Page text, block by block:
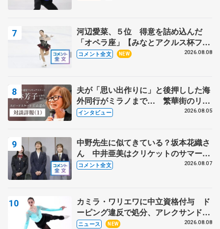
河辺愛菜、５位 得意を詰め込んだ
「オペラ座」【みなとアクルス杯フリ
ー】
コメント全文 NEW 2026.08.08
夫が「思い出作りに」と後押しした海
外同行がミラノまで… 繁華街のリン
クでは不良のお兄さんも味方に 小林
インタビュー 2026.08.05
中野先生に似てきている？坂本花織さ
ん 中井亜美はクリケットのサマーキ
ャンプに 島田麻央はたくさん試合に
コメント全文 2026.08.07
カミラ・ワリエワに中立資格付与 ド
ーピング違反で処分、アレクサンド
ラ・イグナトワも
ニュース NEW 2026.08.08